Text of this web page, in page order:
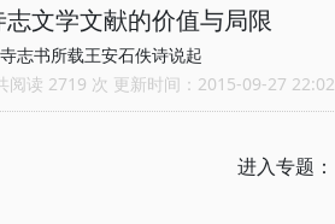
文学文献的价值与局限
志书所载王安石佚诗说起
阅读 2719 次 更新时间：2015-09-27 22:02
进入专题：